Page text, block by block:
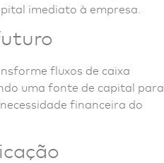
imediato à empresa.
fluxos de caixa
uma fonte de capital para
financeira do